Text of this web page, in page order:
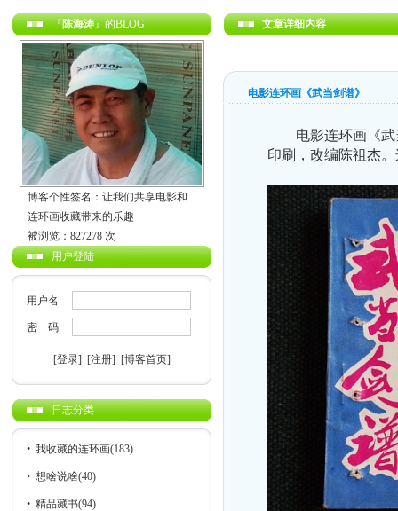
『陈海涛』的BLOG
博客个性签名：让我们共享电影和
连环画收藏带来的乐趣
被浏览：827278 次
用户登陆
用户名
密 码
[登录] [注册] [博客首页]
日志分类
• 我收藏的连环画(183)
• 想啥说啥(40)
• 精品藏书(94)
文章详细内容
电影连环画《武当剑谱》
电影连环画《武当
印刷，改编陈祖杰